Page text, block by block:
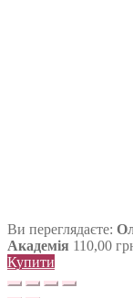
Ви переглядаєте:
Академія 110,00
Купити